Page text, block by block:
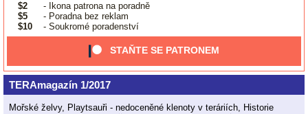
$2
- Ikona patrona na poradně
$5
- Poradna bez reklam
$10
- Soukromé poradenství
STAŇTE SE PATRONEM
TERAmagazín 1/2017
Mořské želvy, Playtsauři - nedoceněné klenoty v teráriích, Historie